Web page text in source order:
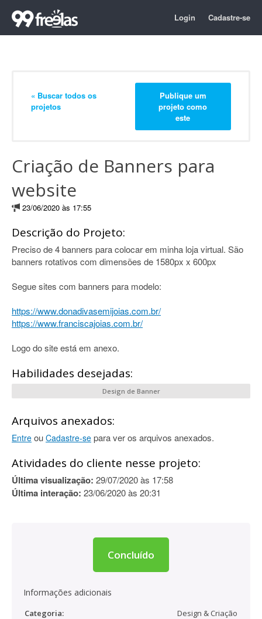
Login Cadastre-se
« Buscar todos os
projetos
Publique um
projeto como
este
Criação de Banners para
website
23/06/2020 às 17:55
Descrição do Projeto:
Preciso de 4 banners para colocar em minha loja virtual. São
banners rotativos com dimensões de 1580px x 600px
Segue sites com banners para modelo:
https://www.donadivasemijoias.com.br/
https://www.franciscajoias.com.br/
Logo do site está em anexo.
Habilidades desejadas:
Design de Banner
Arquivos anexados:
Entre ou Cadastre-se para ver os arquivos anexados.
Atividades do cliente nesse projeto:
Última visualização: 29/07/2020 às 17:58
Última interação: 23/06/2020 às 20:31
Concluído
Informações adicionais
Categoria:
Design & Criação